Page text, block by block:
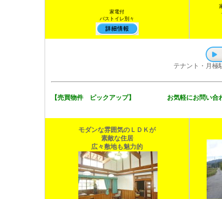
家電付
バストイレ別々
テナント・月極
【売買物件 ピックアップ】 お気軽にお問い合わ
モダンな雰囲気のＬＤＫが
素敵な住居
広々敷地も魅力的